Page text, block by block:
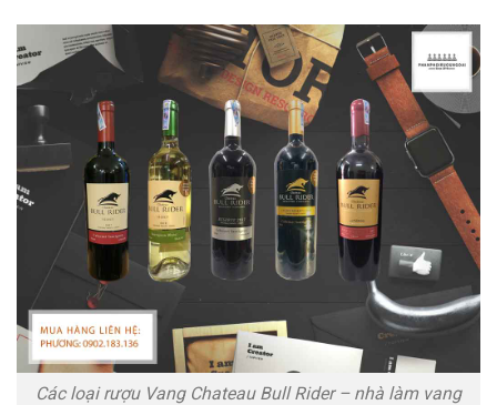
Các loại rượu Vang Chateau Bull Rider – nhà làm vang